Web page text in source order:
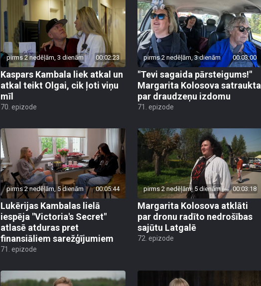
pirms 2 nedēļām, 3 dienām 00:02:23
Kaspars Kambala liek atkal un
atkal teikt Olgai, cik ļoti viņu
mīl
70. epizode
pirms 2 nedēļām, 3 dienām 00:03:00
"Tevi sagaida pārsteigums!"
Margarita Kolosova satraukta
par draudzeņu izdomu
71. epizode
pirms 2 nedēļām, 5 dienām 00:05:44
Lukērijas Kambalas lielā
iespēja "Victoria's Secret"
atlasē atduras pret
finansiāliem sarežģījumiem
71. epizode
pirms 2 nedēļām, 5 dienām 00:03:18
Margarita Kolosova atklāti
par dronu radīto nedrošības
sajūtu Latgalē
72. epizode